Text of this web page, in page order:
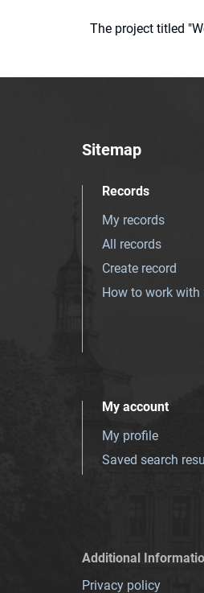
The project titled
Sitemap
Records
My records
All records
Create record
How to work with
My account
My profile
Saved search
Additional
Privacy policy